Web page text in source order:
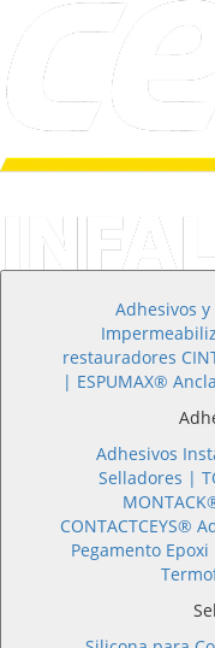
Adhesivos
restauradores
| ESPUMAX®
Selladores |
CONTACTCEYS®